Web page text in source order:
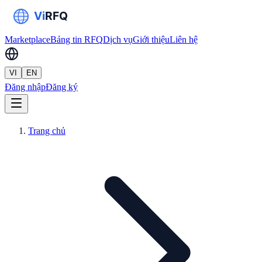
MarketplaceBảng tin RFQDịch vụGiới thiệuLiên hệ
VI EN
Đăng nhậpĐăng ký
Trang chủ